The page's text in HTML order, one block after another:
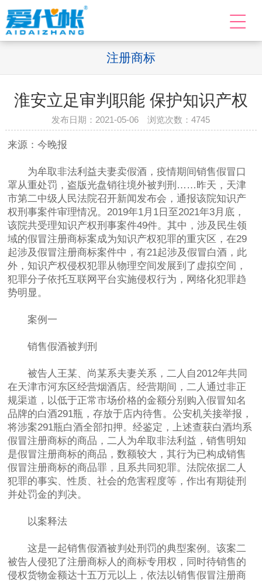
注册商标
淮安立足审判职能 保护知识产权
发布日期：2021-05-06 浏览次数：4745
来源：今晚报
为牟取非法利益夫妻卖假酒，疫情期间销售假冒口
罩从重处罚，盗版光盘销往境外被判刑……昨天，天津
市第二中级人民法院召开新闻发布会，通报该院知识产
权刑事案件审理情况。2019年1月1日至2021年3月底，
该院共受理知识产权刑事案件49件。其中，涉及民生领
域的假冒注册商标案成为知识产权犯罪的重灾区，在29
起涉及假冒注册商标案件中，有21起涉及假冒白酒，此
外，知识产权侵权犯罪从物理空间发展到了虚拟空间，
犯罪分子依托互联网平台实施侵权行为，网络化犯罪趋
势明显。
案例一
销售假酒被判刑
被告人王某、尚某系夫妻关系，二人自2012年共同
在天津市河东区经营烟酒店。经营期间，二人通过非正
规渠道，以低于正常市场价格的金额分别购入假冒知名
品牌的白酒291瓶，存放于店内待售。公安机关接举报，
将涉案291瓶白酒全部扣押。经鉴定，上述查获白酒均系
假冒注册商标的商品，二人为牟取非法利益，销售明知
是假冒注册商标的商品，数额较大，其行为已构成销售
假冒注册商标的商品罪，且系共同犯罪。法院依据二人
犯罪的事实、性质、社会的危害程度等，作出有期徒刑
并处罚金的判决。
以案释法
这是一起销售假酒被判处刑罚的典型案例。该案二
被告人侵犯了注册商标人的商标专用权，同时待销售的
侵权货物金额达十五万元以上，依法以销售假冒注册商